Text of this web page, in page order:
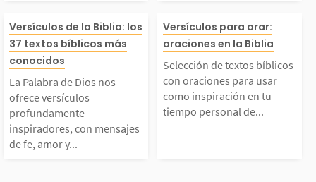
llevan a la separa
Esto puede suce
por diferencias d
e fe y amor.
articipamos
cación y el
a...
Palabra de Dios n
ofrece versículos p
inspira
con mensajes d
Versículos de la Biblia: los
37 textos bíblicos más
conocidos
La Palabra de Dios nos
ofrece versículos
profundamente
inspiradores, con mensajes
de fe, amor y...
Selección de
blicos con
ara usar como
Versículos para orar:
oraciones en la Biblia
Selección de textos bíblicos
con oraciones para usar
como inspiración en tu
tiempo personal de...